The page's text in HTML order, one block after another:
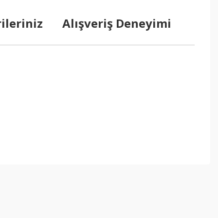
Alışveriş Deneyimi